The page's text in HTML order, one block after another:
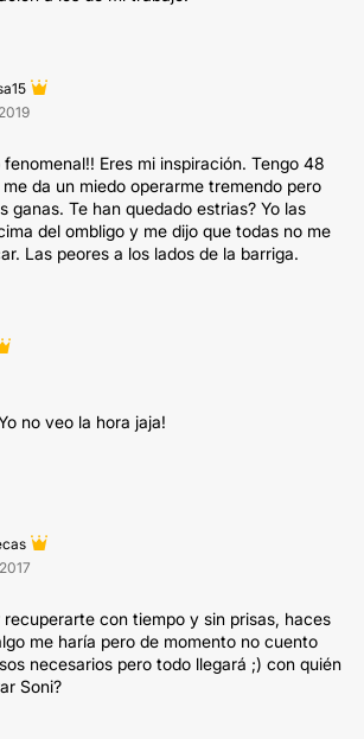
fenomenal!! Eres mi inspiración. Tengo 48
da un miedo operarme tremendo pero
ganas. Te han quedado estrias? Yo las
del ombligo y me dijo que todas no me
Las peores a los lados de la barriga.
no veo la hora jaja!
recuperarte con tiempo y sin prisas, haces
me haría pero de momento no cuento
necesarios pero todo llegará ;) con quién
Soni?